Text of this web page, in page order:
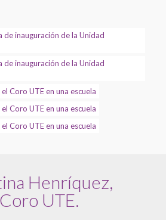
de inauguración de la Unidad
de inauguración de la Unidad
Coro UTE en una escuela
Coro UTE en una escuela
Coro UTE en una escuela
Henríquez,
UTE.